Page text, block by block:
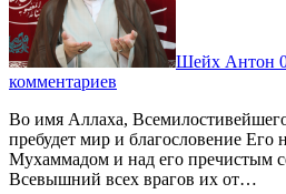
Шейх Антон
комментариев
Во имя Аллаха, Всемилостивейшего и Милосердного! И да
пребудет мир и благословение
Мухаммадом и над его пречистым
Всевышний всех врагов их от…